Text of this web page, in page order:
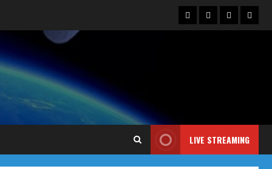
Blog Contact
Us
Siaran
Iklan
LIVE STREAMING